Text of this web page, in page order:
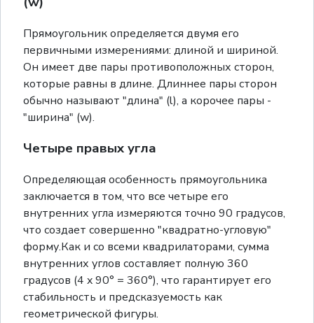
Прямоугольник определяется двумя его
первичными измерениями: длиной и шириной.
Он имеет две пары противоположных сторон,
которые равны в длине. Длиннее пары сторон
обычно называют "длина" (l), а корочее пары -
"ширина" (w).
Четыре правых угла
Определяющая особенность прямоугольника
заключается в том, что все четыре его
внутренних угла измеряются точно 90 градусов,
что создает совершенно "квадратно-угловую"
форму.Как и со всеми квадрилаторами, сумма
внутренних углов составляет полную 360
градусов (4 x 90° = 360°), что гарантирует его
стабильность и предсказуемость как
геометрической фигуры.